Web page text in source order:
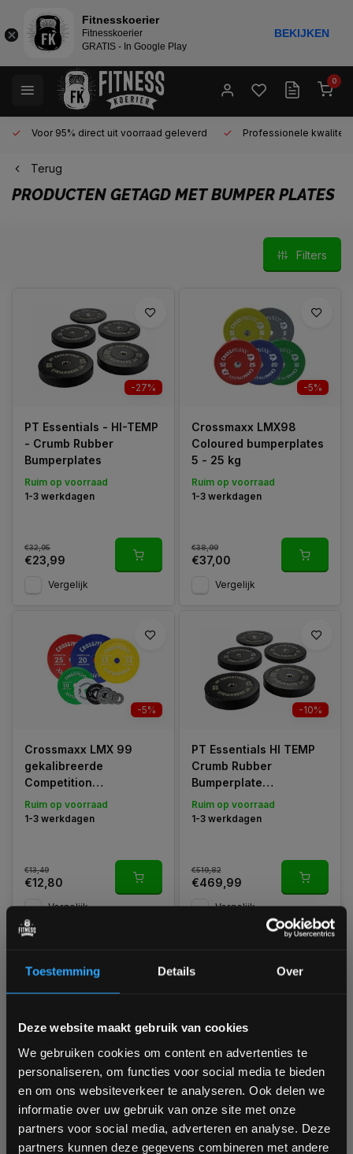
Toestemming Details Over
Deze website maakt gebruik van cookies
We gebruiken cookies om content en advertenties te
personaliseren, om functies voor social media te bieden
en om ons websiteverkeer te analyseren. Ook delen we
informatie over uw gebruik van onze site met onze
partners voor social media, adverteren en analyse. Deze
partners kunnen deze gegevens combineren met andere
0
Voor 95% direct uit voorraad geleverd Professionele kwaliteit
Terug
PRODUCTEN GETAGD MET BUMPER PLATES
Filters
-27%
PT Essentials - HI-TEMP
- Crumb Rubber
Bumperplates
Ruim op voorraad
1-3 werkdagen
€32,95
€23,99
Vergelijk
-5%
Crossmaxx LMX98
Coloured bumperplates
5 - 25 kg
Ruim op voorraad
1-3 werkdagen
€38,99
€37,00
Vergelijk
-5%
Crossmaxx LMX 99
gekalibreerde
Competition
Powerlifting Plates
50mm
Ruim op voorraad
1-3 werkdagen
€13,49
€12,80
Vergelijk
-10%
PT Essentials HI TEMP
Crumb Rubber
Bumperplate
voordeelsets 150, 300
of 450 kg
Ruim op voorraad
1-3 werkdagen
€519,82
€469,99
Vergelijk
-5%
Crossmaxx LMX 85
Color Competition
Bumper Plates 50 mm
Ruim op voorraad
1-3 werkdagen
Bam! 5% korting op je volgende
Schrijf je in voor onze nieuwsbrief om op de hoogte te
blijven over onze nieuwe producten, deals en meer
interessante info. Ontvang 5% korting op je eerstvolgende
aankoop! 😀
Fitnesskoerier
Fitnesskoerier
GRATIS - In Google Play
BEKIJKEN